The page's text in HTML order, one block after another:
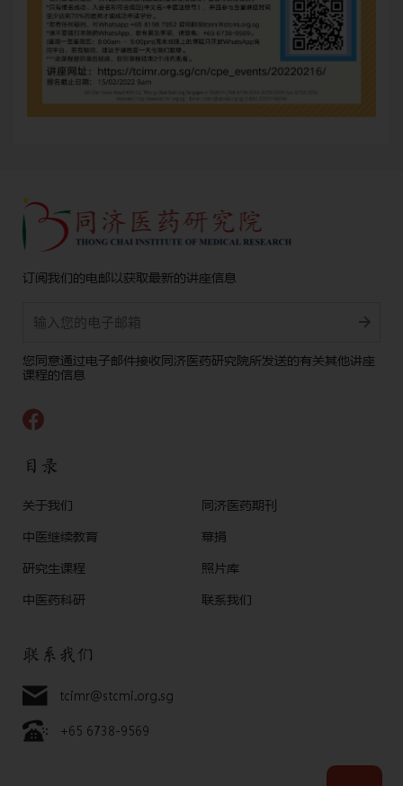
订阅我们的电邮以获取最新的讲座信息
Alternative:
您同意通过电子邮件接收同济医药研究院所发送的有关其他讲座
课程的信息
目录
关于我们
中医继续教育
研究生课程
中医药科研
同济医药期刊
幕捐
照片库
联系我们
联系我们
tcimr@stcmi.org.sg
+65 6738-9569